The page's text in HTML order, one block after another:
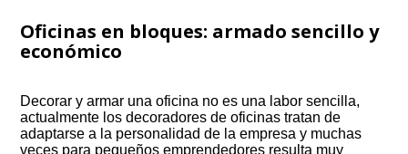
Oficinas en bloques: armado sencillo y
económico
Decorar y armar una oficina no es una labor sencilla,
actualmente los decoradores de oficinas tratan de
adaptarse a la personalidad de la empresa y muchas
veces para pequeños emprendedores resulta muy